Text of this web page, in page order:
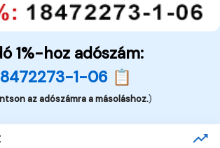
1%-hoz adószám:
1-06 📋
az adószámra a másoláshoz.)